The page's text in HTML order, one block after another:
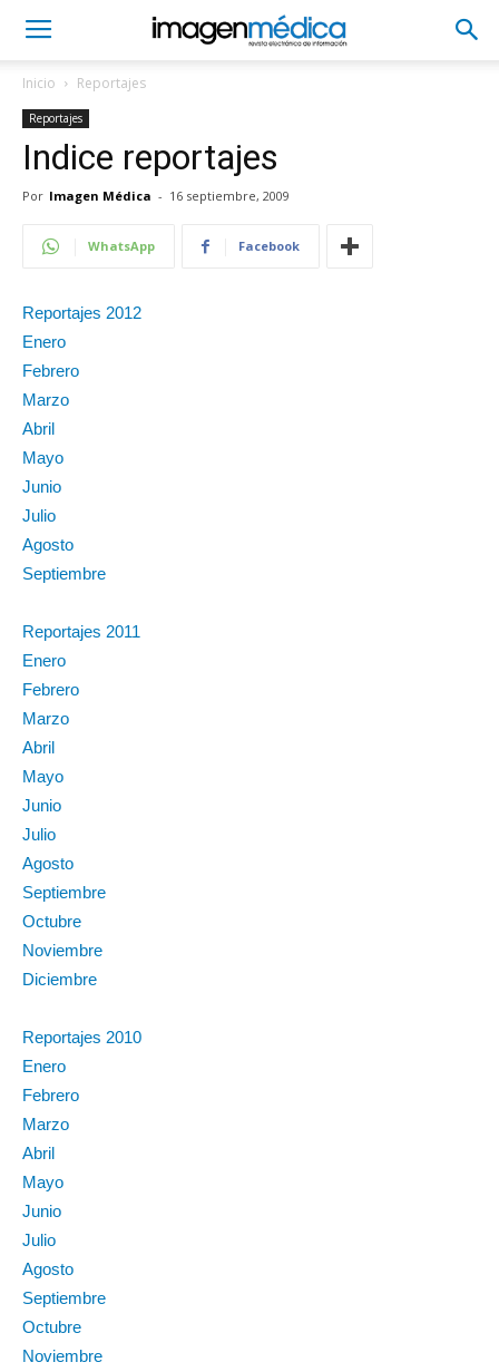
Inicio Reportajes
Reportajes
Indice reportajes
Por Imagen Médica - 16 septiembre, 2009
WhatsApp Facebook
Reportajes 2012
Enero
Febrero
Marzo
Abril
Mayo
Junio
Julio
Agosto
Septiembre
Reportajes 2011
Enero
Febrero
Marzo
Abril
Mayo
Junio
Julio
Agosto
Septiembre
Octubre
Noviembre
Diciembre
Reportajes 2010
Enero
Febrero
Marzo
Abril
Mayo
Junio
Julio
Agosto
Septiembre
Octubre
Noviembre